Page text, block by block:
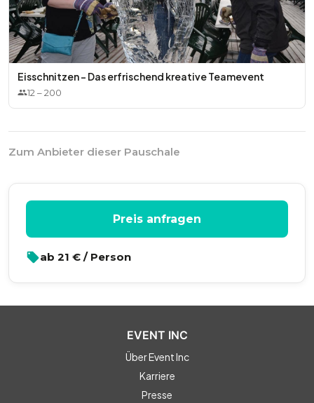
Eisschnitzen - Das erfrischend kreative Teamevent
12 –200
Zum Anbieter dieser Pauschale
Preis anfragen
ab 21 € / Person
EVENT INC
Über Event Inc
Karriere
Presse